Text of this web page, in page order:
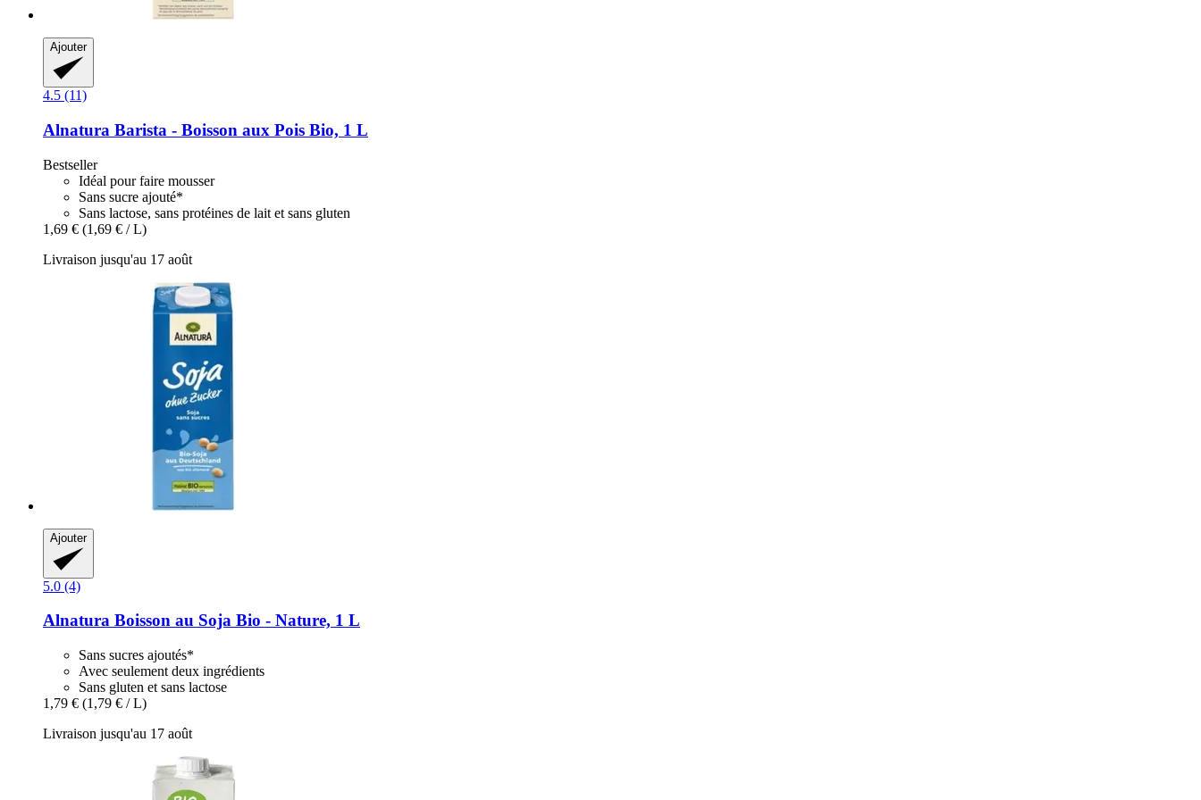
Ajouter
4.5 (11)
Alnatura Barista -​ Boisson aux Pois Bio, 1 L
Bestseller
Idéal pour faire mousser
Sans sucre ajouté*
Sans lactose, sans protéines de lait et sans gluten
1,69 € (1,69 € / L)
Livraison jusqu'au 17 août
Ajouter
5.0 (4)
Alnatura Boisson au Soja Bio -​ Nature, 1 L
Sans sucres ajoutés*
Avec seulement deux ingrédients
Sans gluten et sans lactose
1,79 € (1,79 € / L)
Livraison jusqu'au 17 août